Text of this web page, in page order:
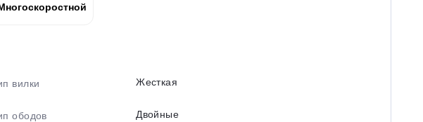
вилки Жесткая
ободов Двойные
раз в 2